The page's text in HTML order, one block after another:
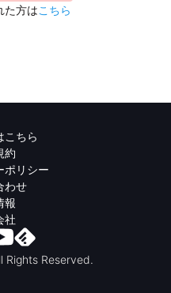
た方はこちら
こちら
約
ポリシー
わせ
報
社
Reserved.